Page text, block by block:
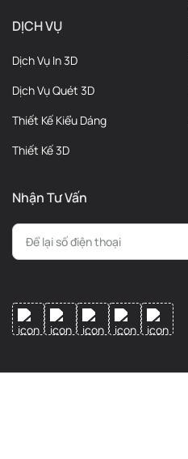
DỊCH VỤ
Dịch Vụ In 3D
Dịch Vụ Quét 3D
Thiết Kế Kiểu Dáng
Thiết Kế 3D
Nhận Tư Vấn